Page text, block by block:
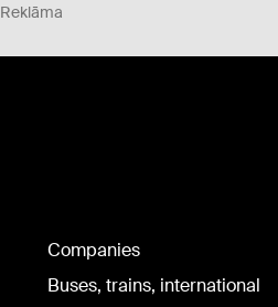
Reklāma
Companies
Buses, trains, international